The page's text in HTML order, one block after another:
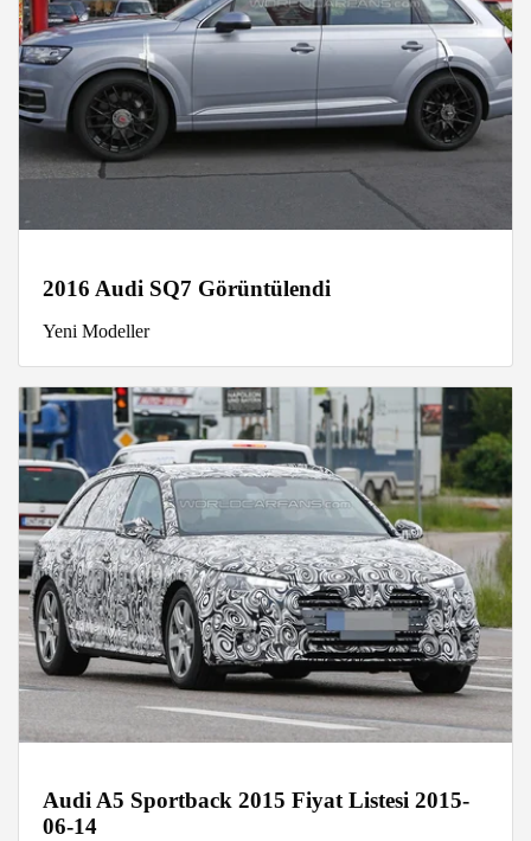
2016 Audi SQ7 Görüntülendi
Yeni Modeller
Audi A5 Sportback 2015 Fiyat Listesi 2015-
06-14